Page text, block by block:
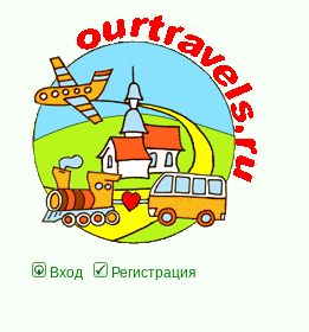
Вход Регистрация